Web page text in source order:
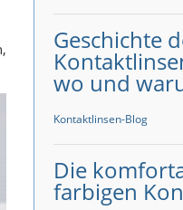
Geschichte
wo und
Kontaktlinsen-Blog
Die
farbigen